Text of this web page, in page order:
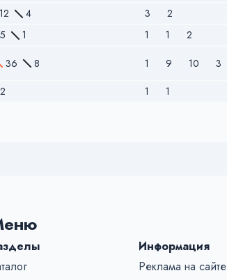
12 4 3 2
5 1 1 1 2
36 8 1 9 10 3
2 1 1
Информация
Реклама на сайте